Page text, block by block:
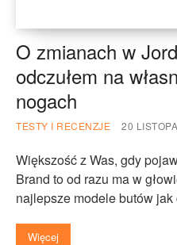
O zmianach w
odczułem na
nogach
TESTY I RECENZJE 20
Większość z Was, gdy
Brand to od razu ma w
najlepsze modele butów
Więcej